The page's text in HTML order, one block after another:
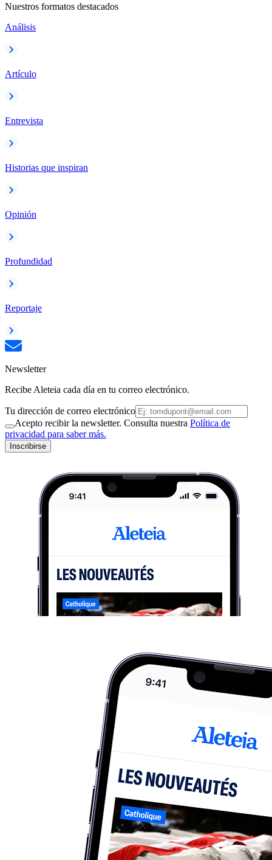
Nuestros formatos destacados
Análisis
Artículo
Entrevista
Historias que inspiran
Opinión
Profundidad
Reportaje
Newsletter
Recibe Aleteia cada día en tu correo electrónico.
Tu dirección de correo electrónico
Acepto recibir la newsletter. Consulta nuestra Política de
privacidad para saber más.
Inscribirse